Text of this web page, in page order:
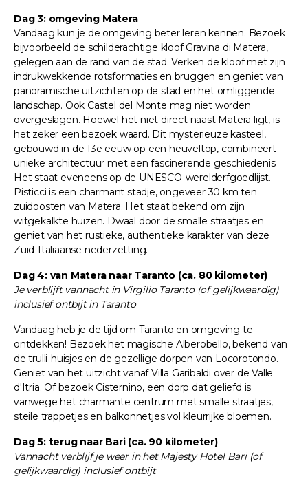
Dag 3: omgeving Matera
Vandaag kun je de omgeving beter leren kennen. Bezoek
bijvoorbeeld de schilderachtige kloof Gravina di Matera,
gelegen aan de rand van de stad. Verken de kloof met zijn
indrukwekkende rotsformaties en bruggen en geniet van
panoramische uitzichten op de stad en het omliggende
landschap. Ook Castel del Monte mag niet worden
overgeslagen. Hoewel het niet direct naast Matera ligt, is
het zeker een bezoek waard. Dit mysterieuze kasteel,
gebouwd in de 13e eeuw op een heuveltop, combineert
unieke architectuur met een fascinerende geschiedenis.
Het staat eveneens op de UNESCO-werelderfgoedlijst.
Pisticci is een charmant stadje, ongeveer 30 km ten
zuidoosten van Matera. Het staat bekend om zijn
witgekalkte huizen. Dwaal door de smalle straatjes en
geniet van het rustieke, authentieke karakter van deze
Zuid-Italiaanse nederzetting.
Dag 4: van Matera naar Taranto (ca. 80 kilometer)
Je verblijft vannacht in Virgilio Taranto (of gelijkwaardig)
inclusief ontbijt in Taranto
Vandaag heb je de tijd om Taranto en omgeving te
ontdekken! Bezoek het magische Alberobello, bekend van
de trulli-huisjes en de gezellige dorpen van Locorotondo.
Geniet van het uitzicht vanaf Villa Garibaldi over de Valle
d'Itria. Of bezoek Cisternino, een dorp dat geliefd is
vanwege het charmante centrum met smalle straatjes,
steile trappetjes en balkonnetjes vol kleurrijke bloemen.
Dag 5: terug naar Bari (ca. 90 kilometer)
Vannacht verblijf je weer in het Majesty Hotel Bari (of
gelijkwaardig) inclusief ontbijt